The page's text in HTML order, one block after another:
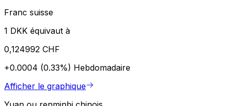
Franc suisse
1 DKK équivaut à
0,124992 CHF
+0.0004 (0.33%) Hebdomadaire
Afficher le graphique